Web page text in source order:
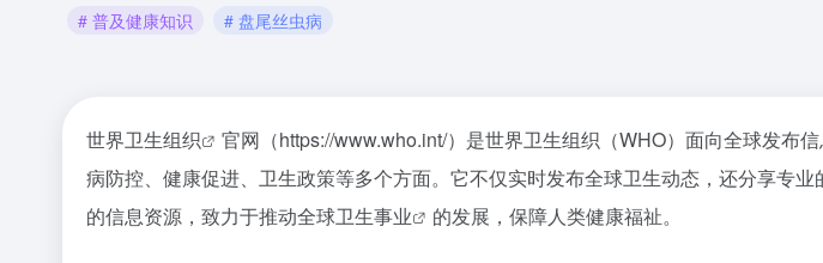
# 普及健康知识
# 盘尾丝虫病
世界卫生组织
官网（https://www.who.int/）是世界卫生组织（WHO）面向全球发布
病防控、健康促进、卫生政策等多个方面。它不仅实时发布全球卫生动态，还分享专
的信息资源，致力于推动全球卫生事业 的发展，保障人类健康福祉。